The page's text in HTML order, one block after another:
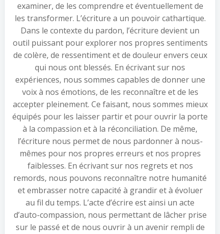
examiner, de les comprendre et éventuellement de
les transformer. L’écriture a un pouvoir cathartique.
Dans le contexte du pardon, l’écriture devient un
outil puissant pour explorer nos propres sentiments
de colère, de ressentiment et de douleur envers ceux
qui nous ont blessés. En écrivant sur nos
expériences, nous sommes capables de donner une
voix à nos émotions, de les reconnaître et de les
accepter pleinement. Ce faisant, nous sommes mieux
équipés pour les laisser partir et pour ouvrir la porte
à la compassion et à la réconciliation. De même,
l’écriture nous permet de nous pardonner à nous-
mêmes pour nos propres erreurs et nos propres
faiblesses. En écrivant sur nos regrets et nos
remords, nous pouvons reconnaître notre humanité
et embrasser notre capacité à grandir et à évoluer
au fil du temps. L’acte d’écrire est ainsi un acte
d’auto-compassion, nous permettant de lâcher prise
sur le passé et de nous ouvrir à un avenir rempli de